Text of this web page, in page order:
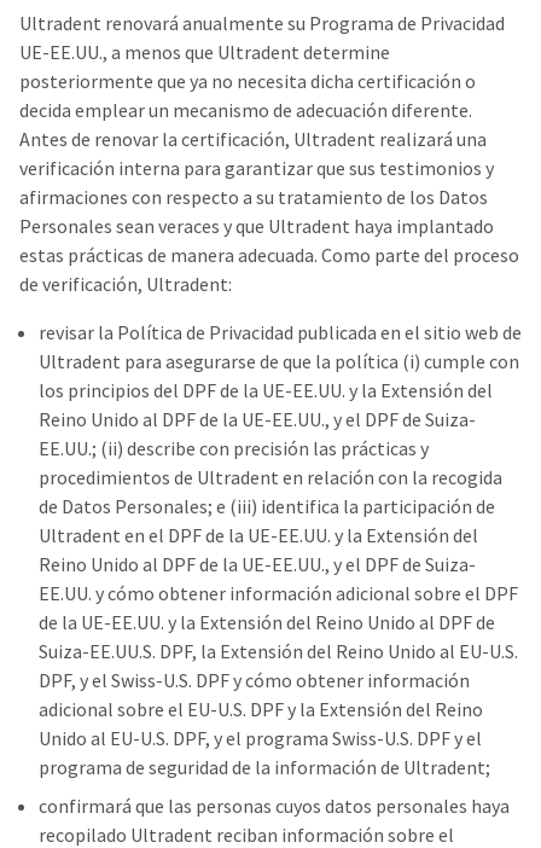
Ultradent renovará anualmente su Programa de Privacidad
UE-EE.UU., a menos que Ultradent determine
posteriormente que ya no necesita dicha certificación o
decida emplear un mecanismo de adecuación diferente.
Antes de renovar la certificación, Ultradent realizará una
verificación interna para garantizar que sus testimonios y
afirmaciones con respecto a su tratamiento de los Datos
Personales sean veraces y que Ultradent haya implantado
estas prácticas de manera adecuada. Como parte del proceso
de verificación, Ultradent:
revisar la Política de Privacidad publicada en el sitio web de
Ultradent para asegurarse de que la política (i) cumple con
los principios del DPF de la UE-EE.UU. y la Extensión del
Reino Unido al DPF de la UE-EE.UU., y el DPF de Suiza-
EE.UU.; (ii) describe con precisión las prácticas y
procedimientos de Ultradent en relación con la recogida
de Datos Personales; e (iii) identifica la participación de
Ultradent en el DPF de la UE-EE.UU. y la Extensión del
Reino Unido al DPF de la UE-EE.UU., y el DPF de Suiza-
EE.UU. y cómo obtener información adicional sobre el DPF
de la UE-EE.UU. y la Extensión del Reino Unido al DPF de
Suiza-EE.UU.S. DPF, la Extensión del Reino Unido al EU-U.S.
DPF, y el Swiss-U.S. DPF y cómo obtener información
adicional sobre el EU-U.S. DPF y la Extensión del Reino
Unido al EU-U.S. DPF, y el programa Swiss-U.S. DPF y el
programa de seguridad de la información de Ultradent;
confirmará que las personas cuyos datos personales haya
recopilado Ultradent reciban información sobre el